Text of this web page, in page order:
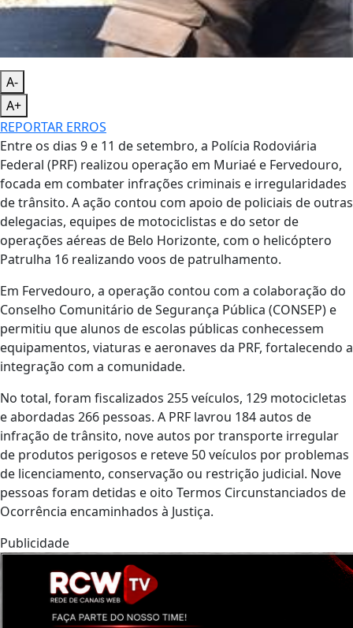
A-
A+
REPORTAR ERROS
Entre os dias 9 e 11 de setembro, a Polícia Rodoviária
Federal (PRF) realizou operação em Muriaé e Fervedouro,
focada em combater infrações criminais e irregularidades
de trânsito. A ação contou com apoio de policiais de outras
delegacias, equipes de motociclistas e do setor de
operações aéreas de Belo Horizonte, com o helicóptero
Patrulha 16 realizando voos de patrulhamento.
Em Fervedouro, a operação contou com a colaboração do
Conselho Comunitário de Segurança Pública (CONSEP) e
permitiu que alunos de escolas públicas conhecessem
equipamentos, viaturas e aeronaves da PRF, fortalecendo a
integração com a comunidade.
No total, foram fiscalizados 255 veículos, 129 motocicletas
e abordadas 266 pessoas. A PRF lavrou 184 autos de
infração de trânsito, nove autos por transporte irregular
de produtos perigosos e reteve 50 veículos por problemas
de licenciamento, conservação ou restrição judicial. Nove
pessoas foram detidas e oito Termos Circunstanciados de
Ocorrência encaminhados à Justiça.
Publicidade